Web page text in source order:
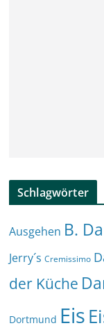
Schlagwörter
Ausgehen B.
Jerry´s Cremissimo
der Küche
Dortmund Eis